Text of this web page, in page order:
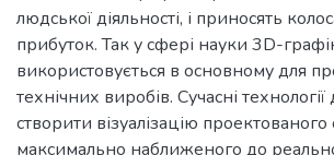
людської діяльності, і приносять
прибуток. Так у сфері науки 3D-
використовується в основному для
технічних виробів. Сучасні
створити візуалізацію проектованого
максимально наближеного до